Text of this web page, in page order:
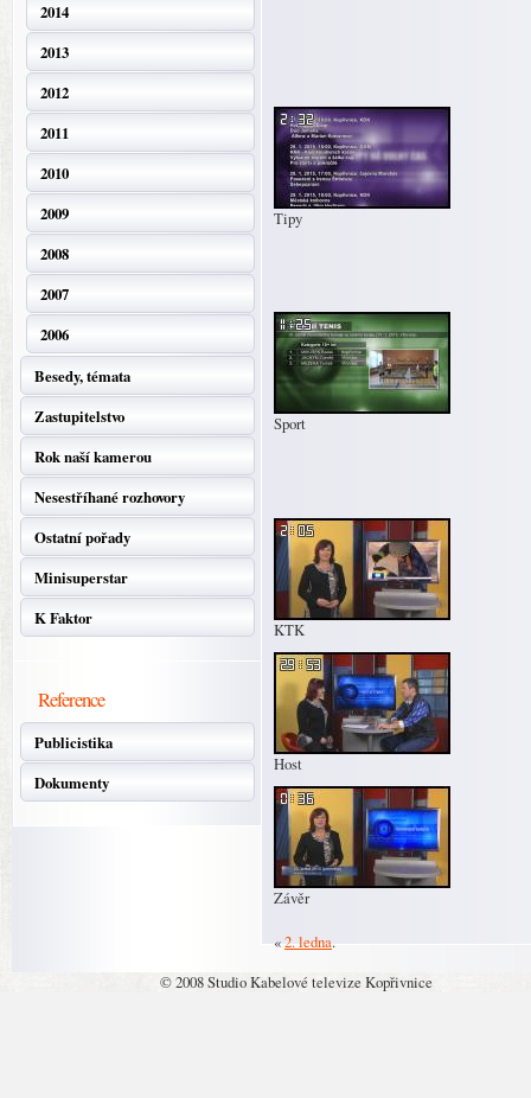
2014
2013
2012
2011
2010
2009
2008
2007
2006
Besedy, témata
Zastupitelstvo
Rok naší kamerou
Nesestříhané rozhovory
Ostatní pořady
Minisuperstar
K Faktor
Reference
Publicistika
Dokumenty
Tipy
Sport
KTK
Host
Závěr
«2. ledna.
© 2008 Studio Kabelové televize Kopřivnice